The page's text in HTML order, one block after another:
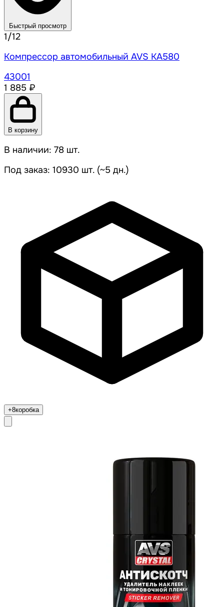
Быстрый просмотр
1/12
Компрессор автомобильный AVS KA580
43001
1 885 ₽
В корзину
В наличии: 78 шт.
Под заказ: 10930 шт. (~5 дн.)
+8коробка